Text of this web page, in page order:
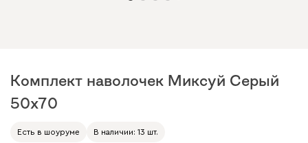
Комплект наволочек Миксуй Серый
50x70
Есть в шоуруме В наличии: 13 шт.